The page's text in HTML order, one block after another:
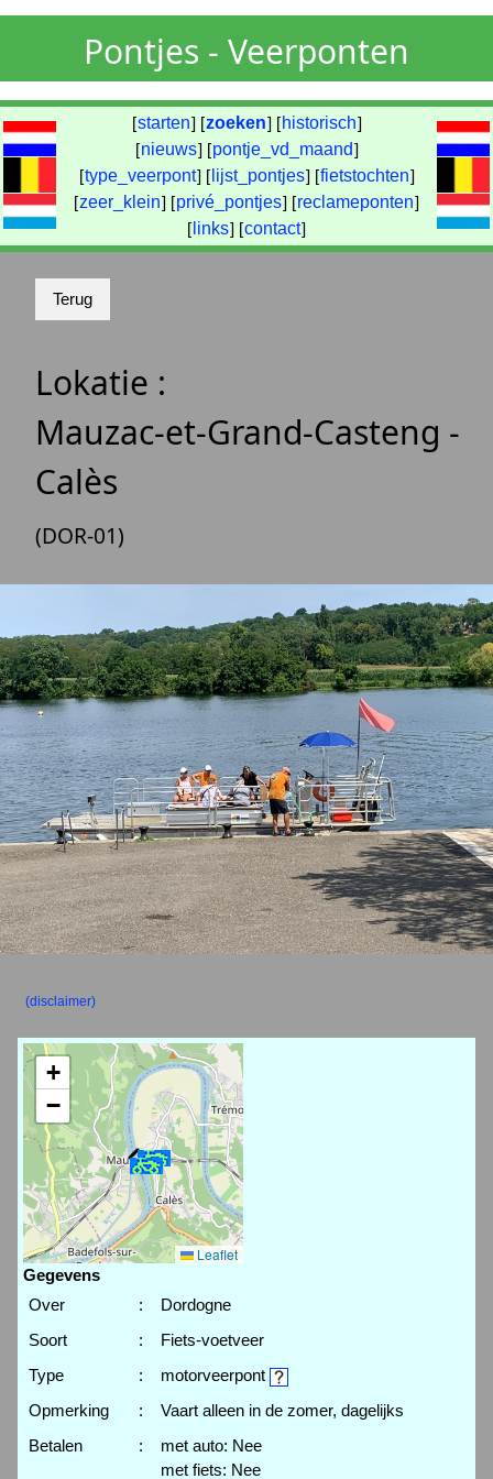
Pontjes - Veerponten
[starten] [zoeken] [ historisch]
[nieuws] [pontje_vd_maand]
[type_veerpont] [ lijst_pontjes] [fietstochten]
[zeer_klein] [privé_pontjes] [reclameponten]
[ links] [contact]
Lokatie :
Mauzac-et-Grand-Casteng -
Calès
(DOR-01)
(disclaimer)
+
−
Leaflet
Gegevens
Over
:
Dordogne
Soort
:
Fiets-voetveer
Type
:
motorveerpont
Opmerking
:
Vaart alleen in de zomer, dagelijks
Betalen
:
met auto: Nee
met fiets: Nee